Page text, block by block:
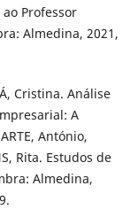
ao Professor
Almedina, 2021,
Cristina. Análise
A
António,
Rita. Estudos de
Almedina,